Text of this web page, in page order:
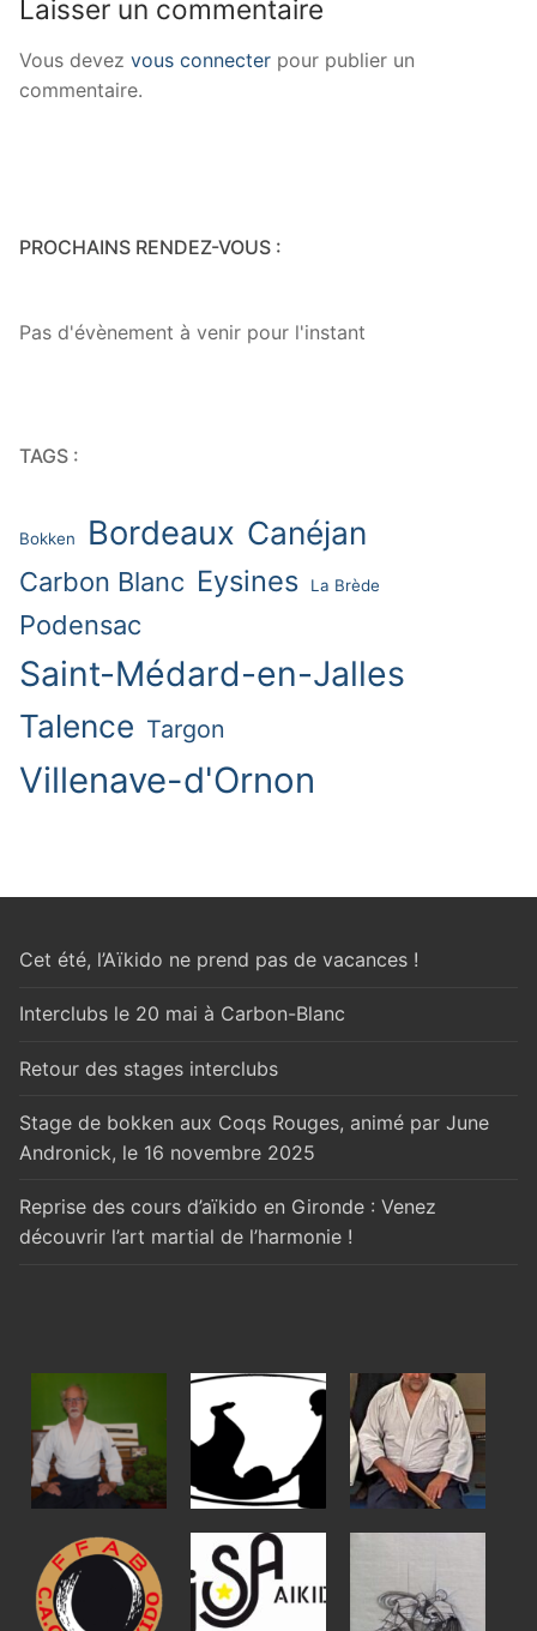
Laisser un commentaire
Vous devez vous connecter pour publier un
commentaire.
PROCHAINS RENDEZ-VOUS :
Pas d'évènement à venir pour l'instant
TAGS :
Bokken Bordeaux Canéjan
Carbon Blanc Eysines La Brède
Podensac
Saint-Médard-en-Jalles
Talence Targon
Villenave-d'Ornon
Cet été, l’Aïkido ne prend pas de vacances !
Interclubs le 20 mai à Carbon-Blanc
Retour des stages interclubs
Stage de bokken aux Coqs Rouges, animé par June
Andronick, le 16 novembre 2025
Reprise des cours d’aïkido en Gironde : Venez
découvrir l’art martial de l’harmonie !